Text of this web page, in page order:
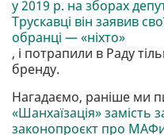
у 2019 р. на зборах
Трускавці він заявив
обранці — «ніхто»
, і потрапили в Раду
бренду.
Нагадаємо, раніше ми
«Шанхаїзація» замість
законопроєкт про